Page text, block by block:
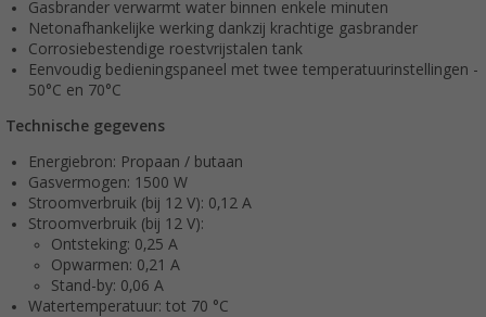
Gasbrander verwarmt water binnen enkele minuten
Netonafhankelijke werking dankzij krachtige gasbrander
Corrosiebestendige roestvrijstalen tank
Eenvoudig bedieningspaneel met twee temperatuurinstellingen -
50°C en 70°C
Technische gegevens
Energiebron: Propaan / butaan
Gasvermogen: 1500 W
Stroomverbruik (bij 12 V): 0,12 A
Stroomverbruik (bij 12 V):
Ontsteking: 0,25 A
Opwarmen: 0,21 A
Stand-by: 0,06 A
Watertemperatuur: tot 70 °C